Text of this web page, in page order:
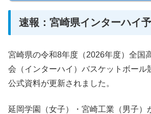
速報：宮崎県インターハイ
宮崎県の令和8年度（2026年度）全国
会（インターハイ）バスケットボール
公式資料が更新されました。
延岡学園（女子）・宮崎工業（男子）